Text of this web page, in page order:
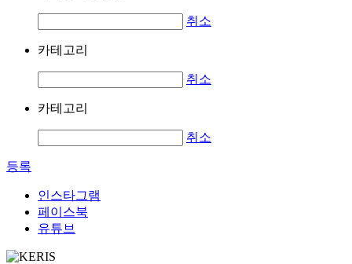
취소
카테고리
취소
카테고리
취소
등록
인스타그램
페이스북
유튜브